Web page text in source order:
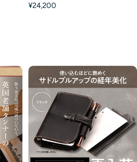
¥24,200